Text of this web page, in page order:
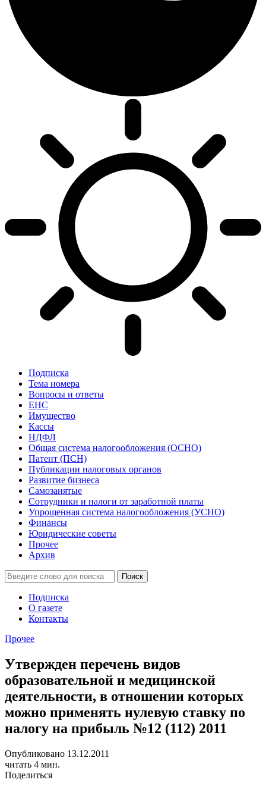
Подписка
Тема номера
Вопросы и ответы
ЕНС
Имущество
Кассы
НДФЛ
Общая система налогообложения (ОСНО)
Патент (ПСН)
Публикации налоговых органов
Развитие бизнеса
Самозанятые
Сотрудники и налоги от заработной платы
Упрощенная система налогообложения (УСНО)
Финансы
Юридические советы
Прочее
Архив
Подписка
О газете
Контакты
Прочее
Утвержден перечень видов
образовательной и медицинской
деятельности, в отношении которых
можно применять нулевую ставку по
налогу на прибыль №12 (112) 2011
Опубликовано 13.12.2011
читать 4 мин.
Поделиться